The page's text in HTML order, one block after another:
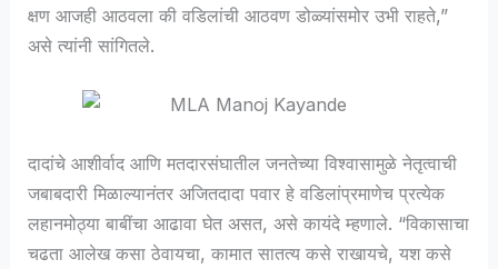
क्षण आजही आठवला की वडिलांची आठवण डोळ्यांसमोर उभी राहते,”
असे त्यांनी सांगितले.
दादांचे आशीर्वाद आणि मतदारसंघातील जनतेच्या विश्वासामुळे नेतृत्वाची
जबाबदारी मिळाल्यानंतर अजितदादा पवार हे वडिलांप्रमाणेच प्रत्येक
लहानमोठ्या बाबींचा आढावा घेत असत, असे कायंदे म्हणाले. “विकासाचा
चढता आलेख कसा ठेवायचा, कामात सातत्य कसे राखायचे, यश कसे